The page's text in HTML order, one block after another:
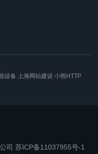
设备 上海网站建设 小熊HTTP
司 苏ICP备11037955号-1